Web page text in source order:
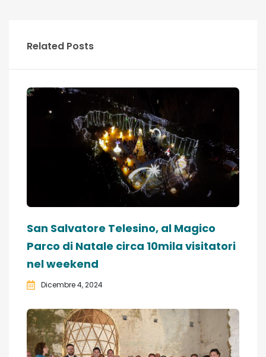
Related Posts
San Salvatore Telesino, al Magico
Parco di Natale circa 10mila visitatori
nel weekend
Dicembre 4, 2024